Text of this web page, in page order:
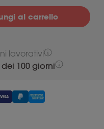
was: 24.95.
price is: 22.46.
lavorativi
100 giorni
al carrello